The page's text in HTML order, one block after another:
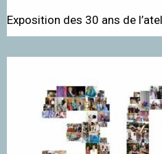
Exposition des 30 ans de